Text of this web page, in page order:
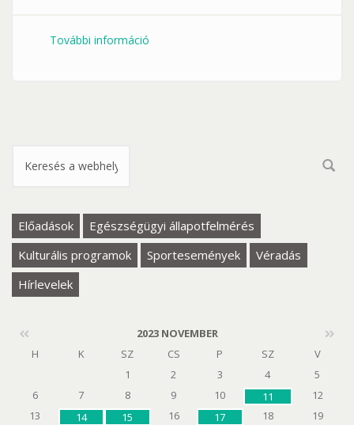
További információ
Keresés űrlap
Előadások
Egészségügyi állapotfelmérés
Kulturális programok
Sportesemények
Véradás
Hírlevelek
H K SZ CS P SZ
V
1
2 3 4
5
6
7 8 9 10 11
12
13
14 15 16 17 18
19
2023 NOVEMBER